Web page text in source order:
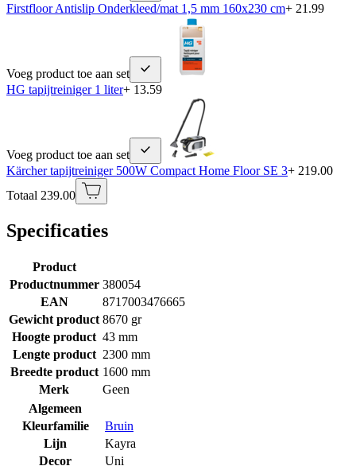
Firstfloor Antislip Onderkleed/mat 1,5 mm 160x230 cm+ 21.99
Voeg product toe aan set
HG tapijtreiniger 1 liter+ 13.59
Voeg product toe aan set
Kärcher tapijtreiniger 500W Compact Home Floor SE 3+ 219.00
Totaal 239.00
Specificaties
Product
Productnummer 380054
EAN
8717003476665
Gewicht product 8670 gr
Hoogte product 43 mm
Lengte product 2300 mm
Breedte product 1600 mm
Merk
Geen
Algemeen
Kleurfamilie
Bruin
Lijn
Kayra
Decor
Uni